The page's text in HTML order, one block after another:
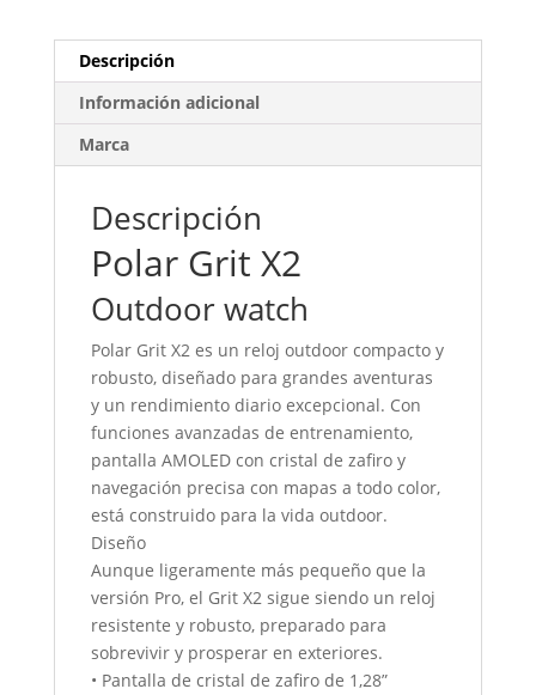
Descripción
Información adicional
Marca
Descripción
Polar Grit X2
Outdoor watch
Polar Grit X2 es un reloj outdoor compacto y
robusto, diseñado para grandes aventuras
y un rendimiento diario excepcional. Con
funciones avanzadas de entrenamiento,
pantalla AMOLED con cristal de zafiro y
navegación precisa con mapas a todo color,
está construido para la vida outdoor.
Diseño
Aunque ligeramente más pequeño que la
versión Pro, el Grit X2 sigue siendo un reloj
resistente y robusto, preparado para
sobrevivir y prosperar en exteriores.
• Pantalla de cristal de zafiro de 1,28”